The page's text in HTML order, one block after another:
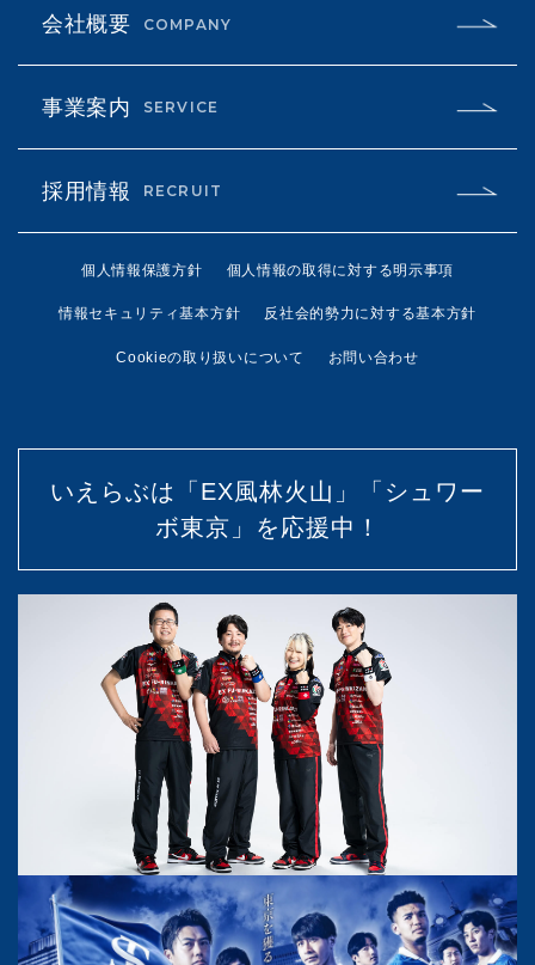
会社概要 COMPANY
事業案内 SERVICE
採用情報 RECRUIT
個人情報保護方針 個人情報の取得に対する明示事項
情報セキュリティ基本方針 反社会的勢力に対する基本方針
Cookieの取り扱いについて お問い合わせ
いえらぶは「EX風林火山」「シュワー
ボ東京」を応援中！